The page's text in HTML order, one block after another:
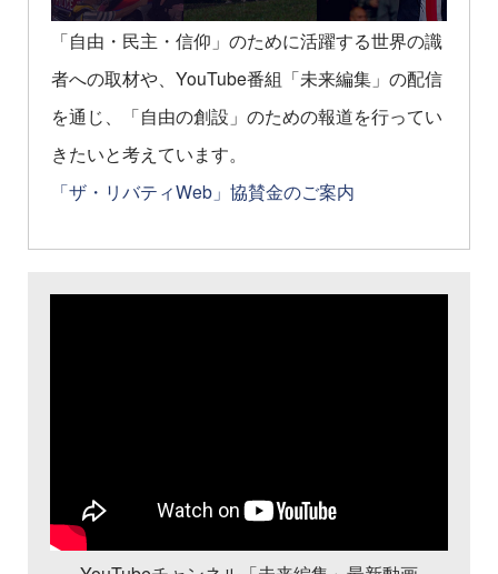
「自由・民主・信仰」のために活躍する世界の識
者への取材や、YouTube番組「未来編集」の配信
を通じ、「自由の創設」のための報道を行ってい
きたいと考えています。
「ザ・リバティWeb」協賛金のご案内